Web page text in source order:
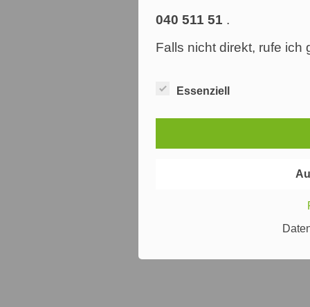
040 511 51 .
Falls nicht direkt, rufe ich
Essenziell